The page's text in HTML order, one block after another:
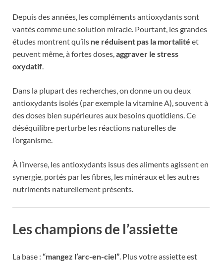
Depuis des années, les compléments antioxydants sont
vantés comme une solution miracle. Pourtant, les grandes
études montrent qu’ils ne réduisent pas la mortalité et
peuvent même, à fortes doses,aggraver le stress
oxydatif.
Dans la plupart des recherches, on donne un ou deux
antioxydants isolés (par exemple la vitamine A), souvent à
des doses bien supérieures aux besoins quotidiens. Ce
déséquilibre perturbe les réactions naturelles de
l’organisme.
À l’inverse, les antioxydants issus des aliments agissent en
synergie, portés par les fibres, les minéraux et les autres
nutriments naturellement présents.
Les champions de l’assiette
La base : “mangez l’arc-en-ciel”. Plus votre assiette est